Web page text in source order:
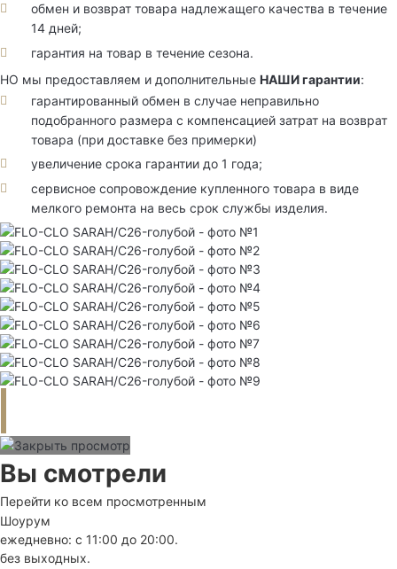
обмен и возврат товара надлежащего качества в течение
14 дней;
гарантия на товар в течение сезона.
НО мы предоставляем и дополнительные НАШИ гарантии:
гарантированный обмен в случае неправильно
подобранного размера с компенсацией затрат на возврат
товара (при доставке без примерки)
увеличение срока гарантии до 1 года;
сервисное сопровождение купленного товара в виде
мелкого ремонта на весь срок службы изделия.
Вы смотрели
Перейти ко всем просмотренным
Шоурум
ежедневно: с 11:00 до 20:00.
без выходных.